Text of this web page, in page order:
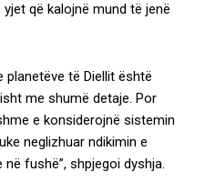
që kalojnë mund të jenë
planetëve të Diellit është
me shumë detaje. Por
e konsiderojnë sistemin
neglizhuar ndikimin e
fushë”, shpjegoi dyshja.